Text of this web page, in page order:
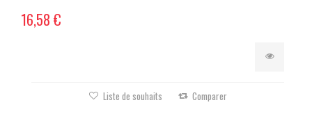
16,58 €
Liste de souhaits Comparer